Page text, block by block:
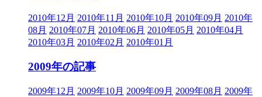
2010年12月 2010年11月 2010年10月 2010年09月 2010年
08月 2010年07月 2010年06月 2010年05月 2010年04月
2010年03月 2010年02月 2010年01月
2009年の記事
2009年12月 2009年10月 2009年09月 2009年08月 2009年